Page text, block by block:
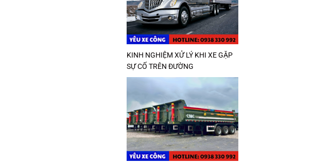
KINH NGHIỆM XỬ LÝ KHI XE GẶP
SỰ CỐ TRÊN ĐƯỜNG